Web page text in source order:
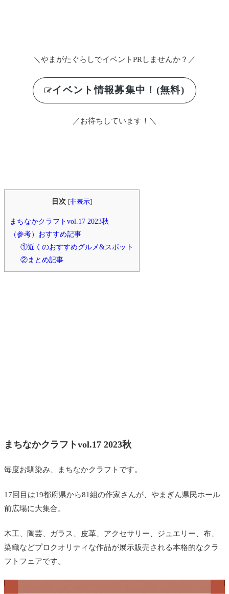
＼やまがたぐらしでイベントPRしませんか？／
イベント情報募集中！(無料)
／お待ちしています！＼
目次 [非表示]
まちなかクラフトvol.17 2023秋
（参考）おすすめ記事
①近くのおすすめグルメ&スポット
②まとめ記事
まちなかクラフトvol.17 2023秋
毎度お馴染み、まちなかクラフトです。
17回目は19都府県から81組の作家さんが、やまぎん県民ホール
前広場に大集合。
木工、陶芸、ガラス、皮革、アクセサリー、ジュエリー、布、
染織などプロクオリティな作品が展示販売される本格的なクラ
フトフェアです。